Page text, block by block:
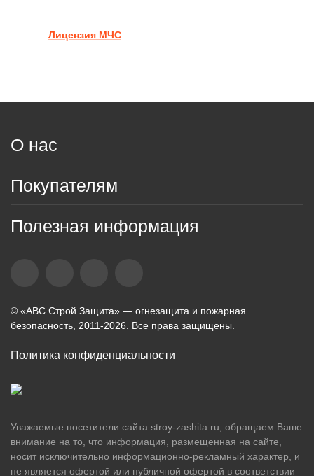
Лицензия МЧС
О нас
Покупателям
Полезная информация
© «АВС Строй Защита» — огнезащита и пожарная
безопасность, 2011-2026. Все права защищены.
Политика конфиденциальности
Уважаемые посетители сайта stroy-zashita.ru, обращаем Ваше
внимание на то, что информация, размещенная на сайте,
носит исключительно информационно-рекламный характер, и
не является офертой или публичной офертой в соответствии